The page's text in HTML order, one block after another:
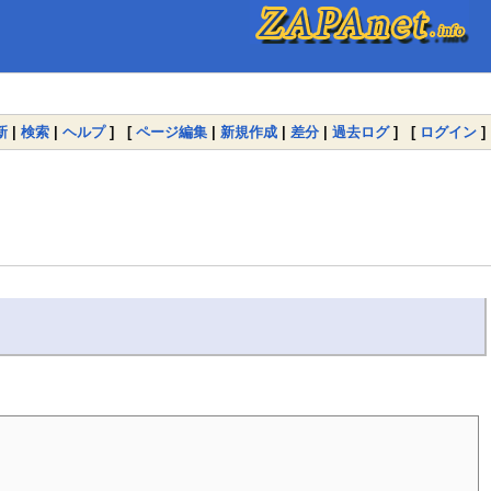
| 検索 | ヘルプ] [ ページ編集 | 新規作成 | 差分 | 過去ログ] [ ログイン ]